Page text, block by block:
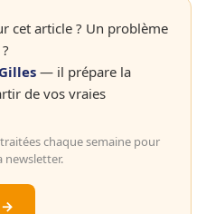
cet article ? Un problème
— il prépare la
de vos vraies
chaque semaine pour
newsletter.
→